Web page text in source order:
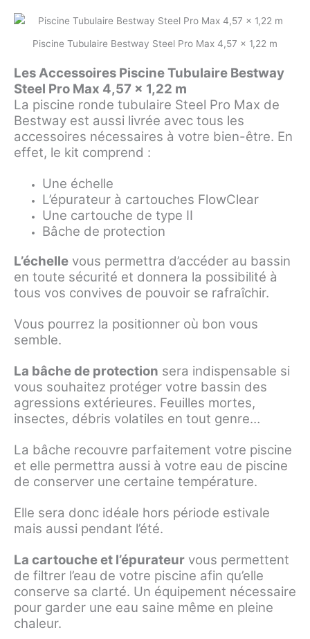
Piscine Tubulaire Bestway Steel Pro Max 4,57 x 1,22 m
Les Accessoires Piscine Tubulaire Bestway
Steel Pro Max 4,57 x 1,22 m
La piscine ronde tubulaire Steel Pro Max de
Bestway est aussi livrée avec tous les
accessoires nécessaires à votre bien-être. En
effet, le kit comprend :
Une échelle
L’épurateur à cartouches FlowClear
Une cartouche de type II
Bâche de protection
L’échelle vous permettra d’accéder au bassin
en toute sécurité et donnera la possibilité à
tous vos convives de pouvoir se rafraîchir.
Vous pourrez la positionner où bon vous
semble.
La bâche de protection sera indispensable si
vous souhaitez protéger votre bassin des
agressions extérieures. Feuilles mortes,
insectes, débris volatiles en tout genre…
La bâche recouvre parfaitement votre piscine
et elle permettra aussi à votre eau de piscine
de conserver une certaine température.
Elle sera donc idéale hors période estivale
mais aussi pendant l’été.
La cartouche et l’épurateur vous permettent
de filtrer l’eau de votre piscine afin qu’elle
conserve sa clarté. Un équipement nécessaire
pour garder une eau saine même en pleine
chaleur.